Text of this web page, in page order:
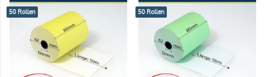
50 Rollen 50 Rollen